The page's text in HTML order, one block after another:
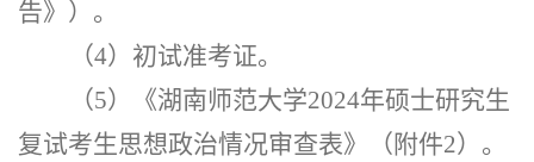
告》）。
（4）初试准考证。
（5）《湖南师范大学2024年硕士研究生
复试考生思想政治情况审查表》
（附件2） 。